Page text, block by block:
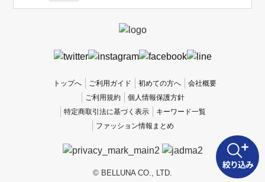
絞り込み
トップへ ご利用ガイド 初めての方へ
会社概要
ご利用規約
個人情報保護方針
特定商取引法に基づく表示
キーワード一覧
ファッション情報まとめ
© BELLUNA CO., LTD.